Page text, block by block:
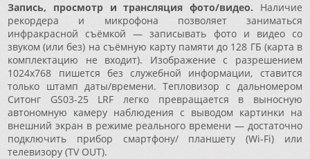
Запись, просмотр и трансляция фото/видео. Наличие
рекордера и микрофона позволяет заниматься
инфракрасной съёмкой — записывать фото и видео со
звуком (или без) на съёмную карту памяти до 128 ГБ (карта в
комплектацию не входит). Изображение с разрешением
1024x768 пишется без служебной информации, ставится
только штамп даты/времени. Тепловизор с дальномером
Ситонг GS03-25 LRF легко превращается в выносную
автономную камеру наблюдения с выводом картинки на
внешний экран в режиме реального времени — достаточно
подключить прибор смартфону/ планшету (Wi-Fi) или
телевизору (TV OUT).